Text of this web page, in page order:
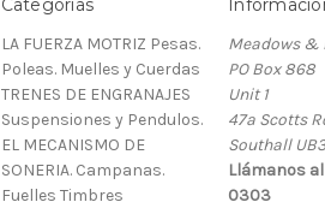
Categorías
LA FUERZA MOTRIZ Pesas.
Poleas. Muelles y Cuerdas
TRENES DE ENGRANAJES
Suspensiones y Pendulos.
EL MECANISMO DE
SONERIA. Campanas.
Fuelles Timbres
Meadows &
PO Box 868
Unit 1
47a Scotts
Southall
Llámanos
0303